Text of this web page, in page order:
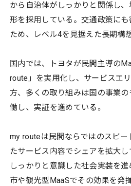
から自治体がしっかりと関係し
形を採用している。交通政策に
ため、レベル4を見据えた長期構
国内では、トヨタが民間主導の
route」を実用化し、サービスエ
方、多くの取り組みは国の事業
働し、実証を進めている。
my routeは民間ならではのスピー
たサービス内容でシェアを拡大
しっかりと意識した社会実装を
市や観光型MaaSでその効果を発